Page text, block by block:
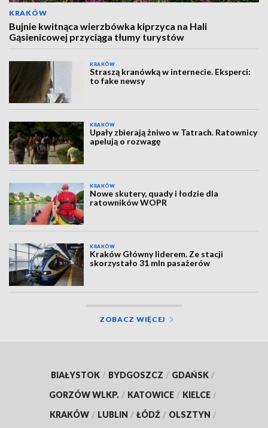
KRAKÓW
Bujnie kwitnąca wierzbówka kiprzyca na Hali
Gąsienicowej przyciąga tłumy turystów
KRAKÓW
Straszą kranówką w internecie. Eksperci:
to fake newsy
KRAKÓW
Upały zbierają żniwo w Tatrach. Ratownicy
apelują o rozwagę
KRAKÓW
Nowe skutery, quady i łodzie dla
ratowników WOPR
KRAKÓW
Kraków Główny liderem. Ze stacji
skorzystało 31 mln pasażerów
ZOBACZ WIĘCEJ
BIAŁYSTOK / BYDGOSZCZ / GDAŃSK /
GORZÓW WLKP. / KATOWICE / KIELCE /
KRAKÓW / LUBLIN / ŁÓDŹ / OLSZTYN /